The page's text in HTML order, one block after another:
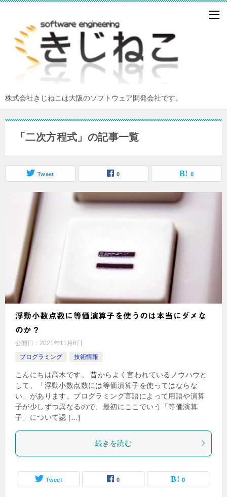
株式会社きじねこは大阪のソフトウェア開発会社です。
「二次方程式」の記事一覧
Tweet 0 0
浮動小数点数に等価演算子を使うのは本当にダメな
のか？
公開日： 2021年11月6日
プログラミング
技術情報
こんにちは高木です。 昔からよく言われているノウハウと
して、「浮動小数点数には等価演算子を使ってはならな
い」があります。プログラミング言語によって用語や演算
子が少しずつ異なるので、最初にここでいう「等価演算
子」について認 […]
続きを読む
Tweet 0 0